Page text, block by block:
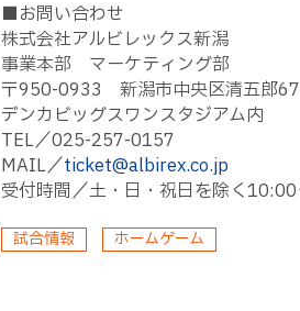
■お問い合わせ
株式会社アルビレックス新潟
事業本部 マーケティング部
〒950-0933 新潟市中央区清五郎
デンカビッグスワンスタジアム内
TEL／025-257-0157
MAIL／ticket@albirex.co.jp
受付時間／土・日・祝日を除く
試合情報 ホームゲーム